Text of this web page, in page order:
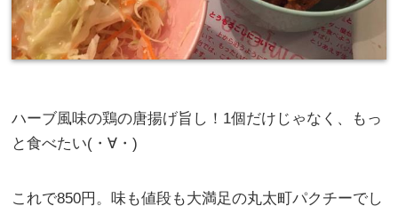
ハーブ風味の鶏の唐揚げ旨し！1個だけじゃなく、もっ
と食べたい(・∀・)
これで850円。味も値段も大満足の丸太町パクチーでし